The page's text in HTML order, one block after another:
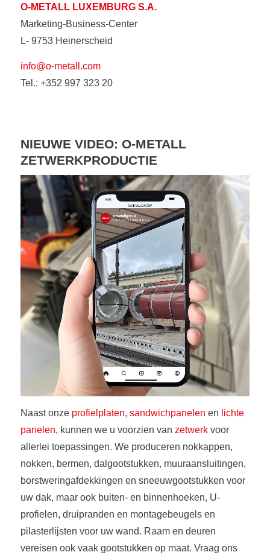
O-METALL LUXEMBURG S.A.
Marketing-Business-Center
L- 9753 Heinerscheid
info@o-metall.com
Tel.: +352 997 323 20
NIEUWE VIDEO: O-METALL
ZETWERKPRODUCTIE
Naast onze profielplaten, sandwichpanelen en lichte
panelen, kunnen we u voorzien van zetwerkvoor
allerlei toepassingen. We produceren nokkappen,
nokken, bermen, dalgootstukken, muuraansluitingen,
borstweringafdekkingen en sneeuwgootstukken voor
uw dak, maar ook buiten- en binnenhoeken, U-
profielen, druipranden en montagebeugels en
pilasterlijsten voor uw wand. Raam en deuren
vereisen ook vaak gootstukken op maat. Vraag ons